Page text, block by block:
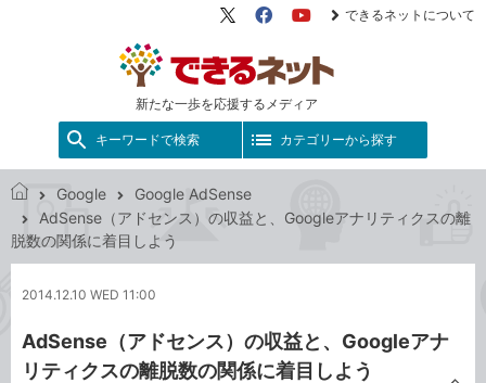
新たな一歩を応援するメディア
X（旧
FacebookYouTube
できるネットについて
キーワードで検索 カテゴリーから探す
で
き
ッ
Google
Google AdSense
AdSense（アドセンス）の収益と、Googleアナリティクスの離
脱数の関係に着目しよう
2014.12.10 WED 11:00
AdSense（アドセンス）の収益と、Googleアナ
リティクスの離脱数の関係に着目しよう